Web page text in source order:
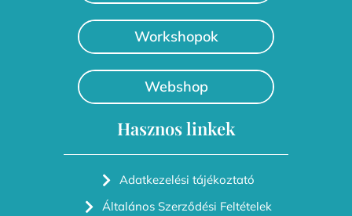
Workshopok
Webshop
Hasznos linkek
Adatkezelési tájékoztató
Általános Szerződési Feltételek